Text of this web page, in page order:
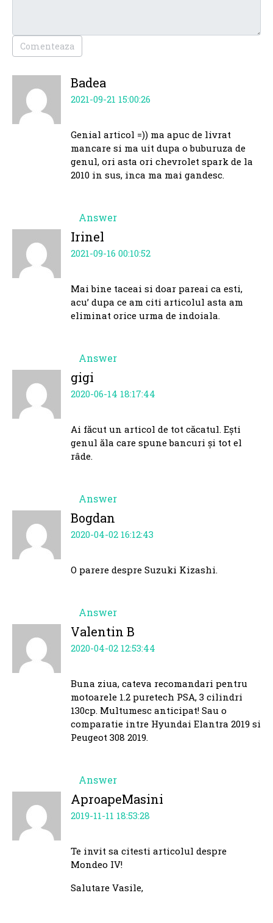
Comenteaza
Badea
2021-09-21 15:00:26
Genial articol =)) ma apuc de livrat
mancare si ma uit dupa o buburuza de
genul, ori asta ori chevrolet spark de la
2010 in sus, inca ma mai gandesc.
Answer
Irinel
2021-09-16 00:10:52
Mai bine taceai si doar pareai ca esti,
acu’ dupa ce am citi articolul asta am
eliminat orice urma de indoiala.
Answer
gigi
2020-06-14 18:17:44
Ai făcut un articol de tot căcatul. Ești
genul ăla care spune bancuri și tot el
râde.
Answer
Bogdan
2020-04-02 16:12:43
O parere despre Suzuki Kizashi.
Answer
Valentin B
2020-04-02 12:53:44
Buna ziua, cateva recomandari pentru
motoarele 1.2 puretech PSA, 3 cilindri
130cp. Multumesc anticipat! Sau o
comparatie intre Hyundai Elantra 2019 si
Peugeot 308 2019.
Answer
AproapeMasini
2019-11-11 18:53:28
Salutare Vasile,
Te invit sa citesti articolul despre
Mondeo IV!